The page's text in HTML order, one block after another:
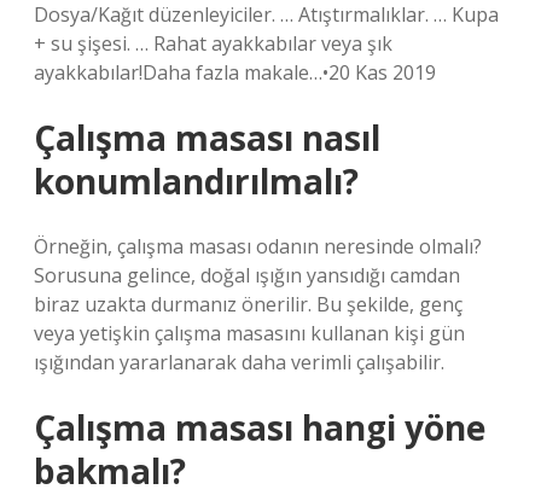
Dosya/Kağıt düzenleyiciler. … Atıştırmalıklar. … Kupa
+ su şişesi. … Rahat ayakkabılar veya şık
ayakkabılar!Daha fazla makale…•20 Kas 2019
Çalışma masası nasıl
konumlandırılmalı?
Örneğin, çalışma masası odanın neresinde olmalı?
Sorusuna gelince, doğal ışığın yansıdığı camdan
biraz uzakta durmanız önerilir. Bu şekilde, genç
veya yetişkin çalışma masasını kullanan kişi gün
ışığından yararlanarak daha verimli çalışabilir.
Çalışma masası hangi yöne
bakmalı?